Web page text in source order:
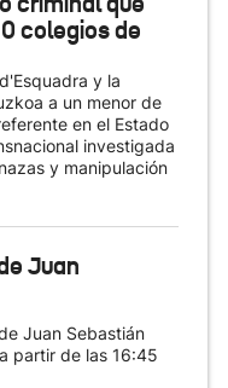
colegios de
y la
a un menor de
en el Estado
investigada
y manipulación
Juan
Juan Sebastián
partir de las 16:45